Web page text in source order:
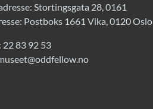
Stortingsgata 28, 0161
Postboks 1661 Vika, 0120 Oslo
22 83 92 53